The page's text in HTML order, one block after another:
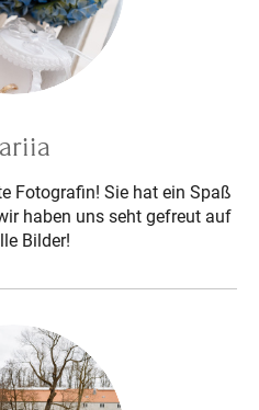
Fotografin! Sie hat ein Spaß
haben uns seht gefreut auf
Bilder!